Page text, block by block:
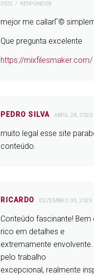
2022
RESPONDER
mejor me callarГ©
Que pregunta excelente
https://mixfilesmaker.com/
PEDRO SILVA ABRIL 28, 2023
muito legal esse site
conteúdo.
RICARDO DEZEMBRO 30, 2023
Conteúdo fascinante! Bem
rico em detalhes e
extremamente
pelo trabalho
excepcional, realmente